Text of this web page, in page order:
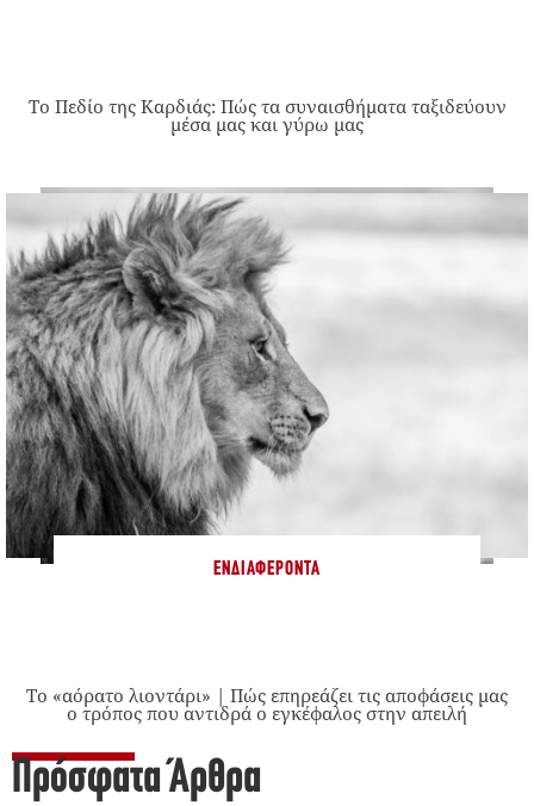
Το Πεδίο της Καρδιάς: Πώς τα συναισθήματα ταξιδεύουν
μέσα μας και γύρω μας
ΕΝΔΙΑΦΈΡΟΝΤΑ
Το «αόρατο λιοντάρι» | Πώς επηρεάζει τις αποφάσεις μας
ο τρόπος που αντιδρά ο εγκέφαλος στην απειλή
Πρόσφατα Άρθρα